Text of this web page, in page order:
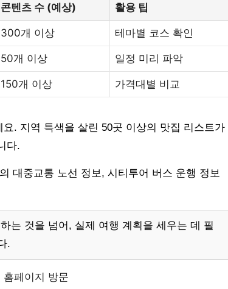
콘텐츠 수 (예상) 활용 팁
300개 이상 테마별 코스 확인
50개 이상 일정 미리 파악
150개 이상 가격대별 비교
. 지역 특색을 살린 50곳 이상의 맛집 리스트가
다.
대중교통 노선 정보, 시티투어 버스 운행 정보
는 것을 넘어, 실제 여행 계획을 세우는 데 필
.
홈페이지 방문